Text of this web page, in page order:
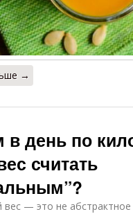
→
в день по
считать
— это не